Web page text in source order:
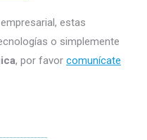
estas
o simplemente
, por favor comunícate